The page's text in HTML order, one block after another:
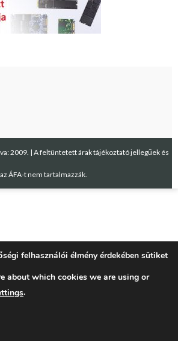
2009. | A feltüntetett árak tájékoztató jellegűek és
az ÁFA-t nem tartalmazzák.
felhasználói élmény érdekében sütiket
about which cookies we are using or
.